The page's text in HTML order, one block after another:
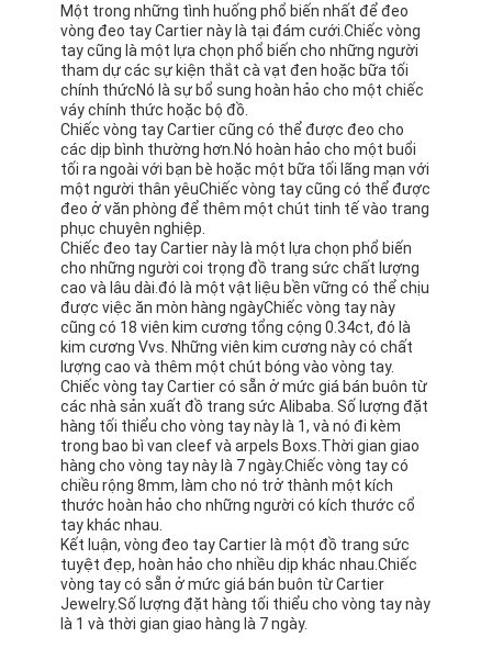
Một trong những tình huống phổ biến nhất để đeo
vòng đeo tay Cartier này là tại đám cưới.Chiếc vòng
tay cũng là một lựa chọn phổ biến cho những người
tham dự các sự kiện thắt cà vạt đen hoặc bữa tối
chính thứcNó là sự bổ sung hoàn hảo cho một chiếc
váy chính thức hoặc bộ đồ.
Chiếc vòng tay Cartier cũng có thể được đeo cho
các dịp bình thường hơn.Nó hoàn hảo cho một buổi
tối ra ngoài với bạn bè hoặc một bữa tối lãng mạn với
một người thân yêuChiếc vòng tay cũng có thể được
đeo ở văn phòng để thêm một chút tinh tế vào trang
phục chuyên nghiệp.
Chiếc đeo tay Cartier này là một lựa chọn phổ biến
cho những người coi trọng đồ trang sức chất lượng
cao và lâu dài.đó là một vật liệu bền vững có thể chịu
được việc ăn mòn hàng ngàyChiếc vòng tay này
cũng có 18 viên kim cương tổng cộng 0.34ct, đó là
kim cương Vvs. Những viên kim cương này có chất
lượng cao và thêm một chút bóng vào vòng tay.
Chiếc vòng tay Cartier có sẵn ở mức giá bán buôn từ
các nhà sản xuất đồ trang sức Alibaba. Số lượng đặt
hàng tối thiểu cho vòng tay này là 1, và nó đi kèm
trong bao bì van cleef và arpels Boxs.Thời gian giao
hàng cho vòng tay này là 7 ngày.Chiếc vòng tay có
chiều rộng 8mm, làm cho nó trở thành một kích
thước hoàn hảo cho những người có kích thước cổ
tay khác nhau.
Kết luận, vòng đeo tay Cartier là một đồ trang sức
tuyệt đẹp, hoàn hảo cho nhiều dịp khác nhau.Chiếc
vòng tay có sẵn ở mức giá bán buôn từ Cartier
Jewelry.Số lượng đặt hàng tối thiểu cho vòng tay này
là 1 và thời gian giao hàng là 7 ngày.